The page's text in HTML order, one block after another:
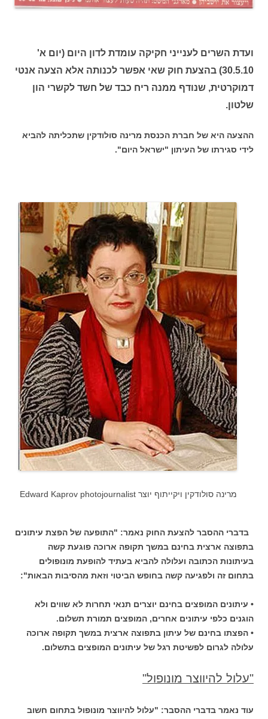
ועדת השרים לענייני חקיקה עומדת לדון היום (יום א'
30.5.10) בהצעת חוק שאי אפשר לכנותה אלא הצעה אנטי
דמוקרטית, שנודף ממנה ריח כבד של חשד לקשרי הון
שלטון.
ההצעה היא של חברת הכנסת מרינה סולודקין שתכליתה להביא
לידי סגירתו של העיתון "ישראל היום".
מרינה סולודקין ויקייתוף יוצר Edward Kaprov photojournalist
בדברי ההסבר להצעת החוק נאמר: "התופעה של הפצת עיתונים
בתפוצה ארצית בחינם במשך תקופה ארוכה פוגעת קשה
בעיתונות הכתובה ועלולה להביא בעתיד להופעת מונופולים
בתחום זה ולפגיעה קשה בחופש הביטוי וזאת מהסיבות הבאות":
• עיתונים המופצים בחינם יוצרים תנאי תחרות לא שווים ולא
הוגנים כלפי עיתונים אחרים, המופצים תמורת תשלום.
• הפצתו בחינם של עיתון בתפוצה ארצית במשך תקופה ארוכה
עלולה לגרום לפשיטת רגל של עיתונים המופצים בתשלום.
"עלול להיווצר מונופול"
עוד נאמר בדברי ההסבר: "עלול להיווצר מונופול בתחום חשוב